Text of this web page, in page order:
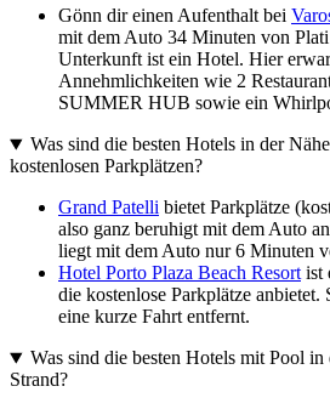
Gönn dir einen Aufenthalt bei
mit dem Auto 34 Minuten von
Unterkunft ist ein Hotel. Hier
Annehmlichkeiten wie 2
SUMMER HUB sowie ein
Was sind die besten Hotels in der
kostenlosen Parkplätzen?
Grand Patelli bietet Parkplätze
also ganz beruhigt mit dem Auto
liegt mit dem Auto nur 6 Minuten
Hotel Porto Plaza Beach Resortist
die kostenlose Parkplätze
eine kurze Fahrt entfernt.
Was sind die besten Hotels mit Pool
Strand?